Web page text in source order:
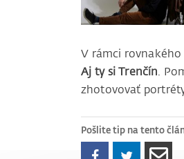
V rámci rovnakého
Aj ty si Trenčín.
zhotovovať
Pošlite tip na tento